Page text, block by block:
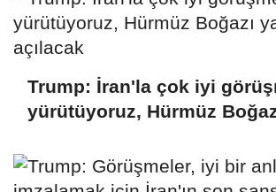
Trump: İran'la çok iyi
yürütüyoruz, Hürmüz